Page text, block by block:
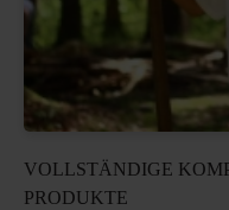
VOLLSTÄNDIGE
PRODUKTE